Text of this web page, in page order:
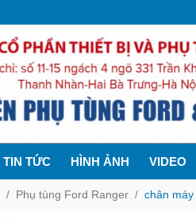
TIN TỨC HÌNH ẢNH VIDEO
Phụ tùng Ford Ranger chân